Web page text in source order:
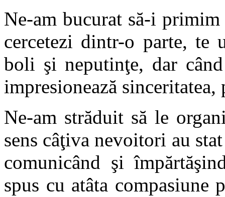
Ne-am bucurat să-i
cercetezi dintr-o parte,
boli şi neputinţe, dar
impresionează sinceritatea,
Ne-am străduit să le
sens câţiva nevoitori au
comunicând şi
spus cu atâta compasiune